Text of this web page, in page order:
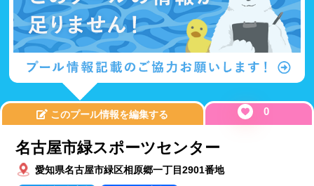
このプール情報を編集する 0
名古屋市緑スポーツセンター
愛知県名古屋市緑区相原郷一丁目2901番地
北海道 青森県 岩手県
25mプール 50mプール